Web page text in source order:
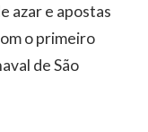
azar e apostas
o primeiro
de São